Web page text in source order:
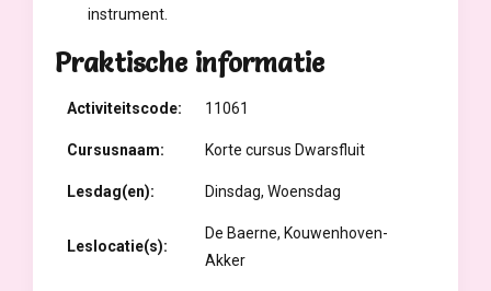
instrument.
Praktische informatie
Activiteitscode: 11061
Cursusnaam: Korte cursus Dwarsfluit
Lesdag(en): Dinsdag, Woensdag
Leslocatie(s):
De Baerne, Kouwenhoven-
Akker